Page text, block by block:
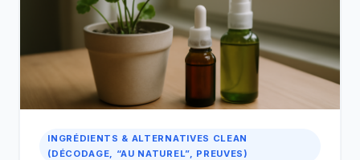
INGRÉDIENTS & ALTERNATIVES CLEAN
(DÉCODAGE, “AU NATUREL”, PREUVES)